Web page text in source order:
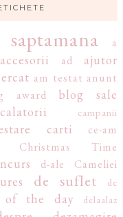
a
accesorii ad
ajutor
am testat anunt
award blog sale
calatorii campanii
carti
ce-am
Christmas Time
d-ale Cameliei
de suflet
de
of the day delaalaz